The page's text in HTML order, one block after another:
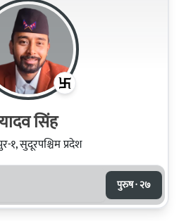
सिंह
१, सुदूरपश्चिम प्रदेश
पुरुष · २७